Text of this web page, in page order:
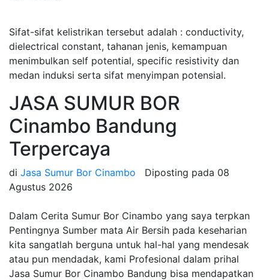
Sifat-sifat kelistrikan tersebut adalah : conductivity,
dielectrical constant, tahanan jenis, kemampuan
menimbulkan self potential, specific resistivity dan
medan induksi serta sifat menyimpan potensial.
JASA SUMUR BOR
Cinambo Bandung
Terpercaya
di Jasa Sumur Bor Cinambo Diposting pada 08
Agustus 2026
Dalam Cerita Sumur Bor Cinambo yang saya terpkan
Pentingnya Sumber mata Air Bersih pada keseharian
kita sangatlah berguna untuk hal-hal yang mendesak
atau pun mendadak, kami Profesional dalam prihal
Jasa Sumur Bor Cinambo Bandung bisa mendapatkan